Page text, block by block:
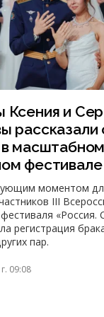
Ксения и
рассказали
в
фестивале
моментом
III
«Россия.
регистрация
пар.
09:08